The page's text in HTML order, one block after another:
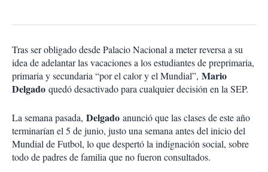
c
m
p
a
t
r
Tras ser obligado desde Palacio Nacional a meter reversa a su
idea de adelantar las vacaciones a los estudiantes de preprimaria,
primaria y secundaria “por el calor y el Mundial”, Mario
Delgado quedó desactivado para cualquier decisión en la SEP.
La semana pasada, Delgado anunció que las clases de este año
terminarían el 5 de junio, justo una semana antes del inicio del
Mundial de Futbol, lo que despertó la indignación social, sobre
todo de padres de familia que no fueron consultados.